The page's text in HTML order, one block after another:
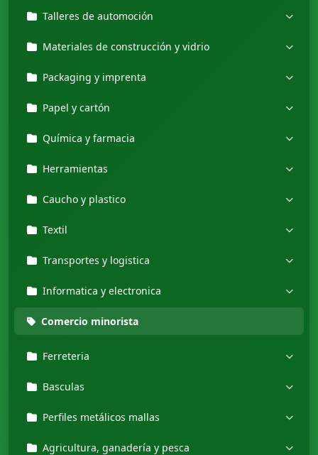
Talleres de automoción
Materiales de construcción y vidrio
Packaging y imprenta
Papel y cartón
Química y farmacia
Herramientas
Caucho y plastico
Textil
Transportes y logistica
Informatica y electronica
Comercio minorista
Ferreteria
Basculas
Perfiles metálicos mallas
Agricultura, ganadería y pesca